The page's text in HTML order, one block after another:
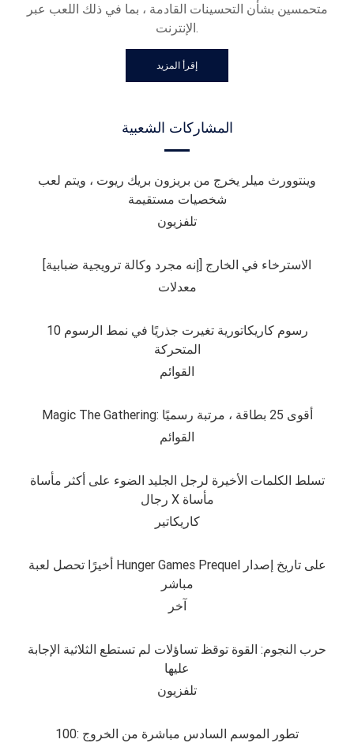
متحمسين بشأن التحسينات القادمة ، بما في ذلك اللعب عبر
الإنترنت.
إقرأ المزيد
المشاركات الشعبية
وينتوورث ميلر يخرج من بريزون بريك ريوت ، ويتم لعب
شخصيات مستقيمة
تلفزيون
الاسترخاء في الخارج [إنه مجرد وكالة ترويجية ضبابية]
معدلات
10 رسوم كاريكاتورية تغيرت جذريًا في نمط الرسوم
المتحركة
القوائم
Magic The Gathering: أقوى 25 بطاقة ، مرتبة رسميًا
القوائم
تسلط الكلمات الأخيرة لرجل الجليد الضوء على أكثر مأساة
رجال X مأساة
كاريكاتير
أخيرًا تحصل لعبة Hunger Games Prequel على تاريخ إصدار
مباشر
آخر
حرب النجوم: القوة توقظ تساؤلات لم تستطع الثلاثية الإجابة
عليها
تلفزيون
100: تطور الموسم السادس مباشرة من الخروج